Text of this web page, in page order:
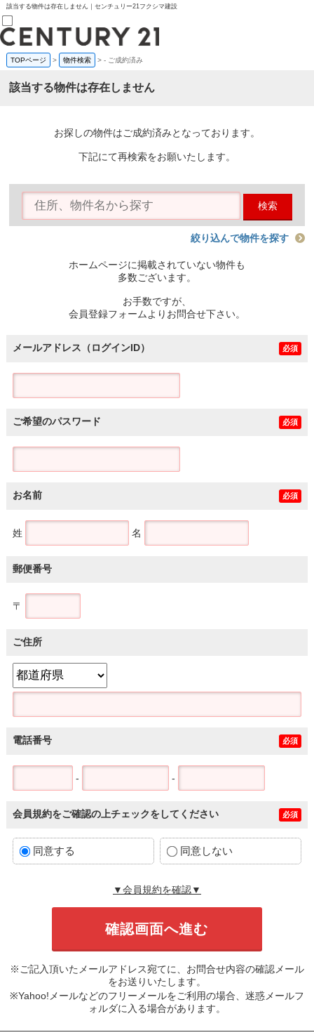
該当する物件は存在しません｜センチュリー21フクシマ建設
売買部
0120-800-844
賃貸部
会員メニュー
物件を探す
購入TOP
条件から探す
住宅ローン控除シミュレータ
TOPページ > 物件検索 >- ご成約済み
該当する物件は存在しません
お探しの物件はご成約済みとなっております。
下記にて再検索をお願いたします。
検索
絞り込んで物件を探す
ホームページに掲載されていない物件も
多数ございます。
お手数ですが、
会員登録フォームよりお問合せ下さい。
メールアドレス（ログインID） 必須
ご希望のパスワード 必須
お名前 必須
姓 名
郵便番号
〒
ご住所
電話番号 必須
- -
会員規約をご確認の上チェックをしてください 必須
同意する 同意しない
▼会員規約を確認▼
※ご記入頂いたメールアドレス宛てに、お問合せ内容の確認メール
をお送りいたします。
※Yahoo!メールなどのフリーメールをご利用の場合、迷惑メールフ
ォルダに入る場合があります。